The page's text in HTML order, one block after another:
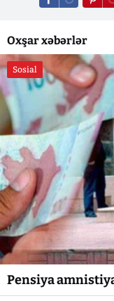
Oxşar xəbərlər
Sosial
Pensiya